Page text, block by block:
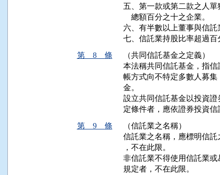
五、第一款或第二款之人
    總額百分之十之企業。
六、有半數以上董事與信
七、信託業持股比率超過
第 8 條
（共同信託基金之定義）
本法稱共同信託基金，指
帳方式向不特定多數人募
金。
設立共同信託基金以投資
定條件者，應依證券投資
第 9 條
（信託業之名稱）
信託業之名稱，應標明信
，不在此限。
非信託業不得使用信託業
規定者，不在此限。